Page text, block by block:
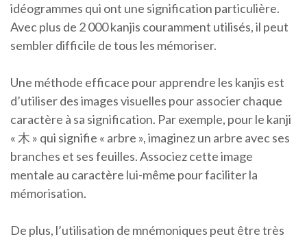
idéogrammes qui ont une signification particulière.
Avec plus de 2 000 kanjis couramment utilisés, il peut
sembler difficile de tous les mémoriser.
Une méthode efficace pour apprendre les kanjis est
d’utiliser des images visuelles pour associer chaque
caractère à sa signification. Par exemple, pour le kanji
« 木 » qui signifie « arbre », imaginez un arbre avec ses
branches et ses feuilles. Associez cette image
mentale au caractère lui-même pour faciliter la
mémorisation.
De plus, l’utilisation de mnémoniques peut être très